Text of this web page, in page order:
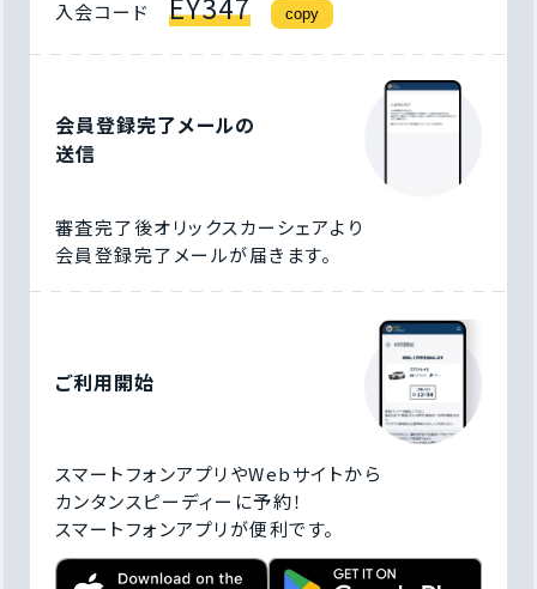
入会コード
copy
会員登録完了メールの
送信
審査完了後オリックスカーシェアより
会員登録完了メールが届きます。
ご利用開始
スマートフォンアプリやWebサイトから
カンタンスピーディーに予約！
スマートフォンアプリが便利です。